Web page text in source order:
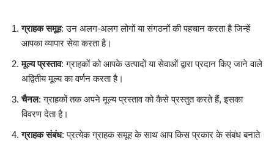
ग्राहक समूह: उन अलग-अलग लोगों या संगठनों की पहचान करता है जिन्हें
आपका व्यापार सेवा करता है।
मूल्य प्रस्ताव: ग्राहकों को आपके उत्पादों या सेवाओं द्वारा प्रदान किए जाने वाले
अद्वितीय मूल्य का वर्णन करता है।
चैनल: ग्राहकों तक अपने मूल्य प्रस्ताव को कैसे प्रस्तुत करते हैं, इसका
विवरण देता है।
ग्राहक संबंध: प्रत्येक ग्राहक समूह के साथ आप किस प्रकार के संबंध बनाते